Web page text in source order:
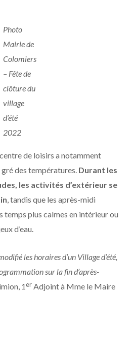
Photo
Mairie de
Colomiers
– Fête de
clôture du
village
d’été
2022
de loisirs a notamment
gré des températures. Durant les
les activités d’extérieur se
, tandis que les après-midi
temps plus calmes en intérieur ou
d’eau.
les horaires d’un Village d’été,
sur la fin d’après-
1erAdjoint à Mme le Maire